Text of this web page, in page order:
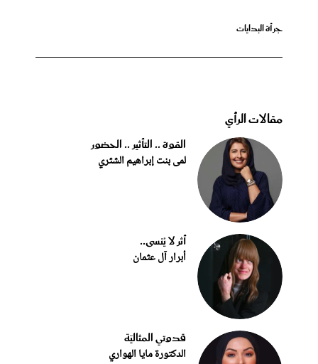
جرأة البدايات
مقالات الرأي
القوة .. التأثير .. الحضور
لمى بنت إبراهيم الشثري
أثر لا يُنسى..
أبرار آل عثمان
قدوتي المثاليّة
الدكتورة مايا الهواري